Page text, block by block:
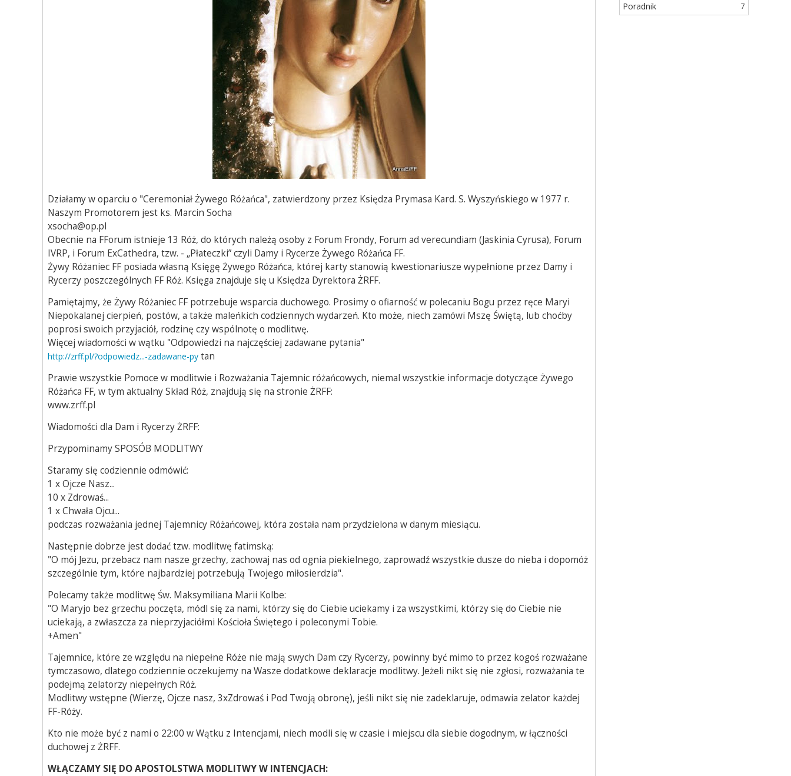
Działamy w oparciu o "Ceremoniał Żywego Różańca", zatwierdzony przez Księdza Prymasa Kard. S. Wyszyńskiego w 1977 r.
Naszym Promotorem jest ks. Marcin Socha
xsocha@op.pl
Obecnie na FForum istnieje 13 Róż, do których należą osoby z Forum Frondy, Forum ad verecundiam (Jaskinia Cyrusa), Forum
IVRP, i Forum ExCathedra, tzw. - „Płateczki” czyli Damy i Rycerze Żywego Różańca FF.
Żywy Różaniec FF posiada własną Księgę Żywego Różańca, której karty stanowią kwestionariusze wypełnione przez Damy i
Rycerzy poszczególnych FF Róż. Księga znajduje się u Księdza Dyrektora ŻRFF.
Pamiętajmy, że Żywy Różaniec FF potrzebuje wsparcia duchowego. Prosimy o ofiarność w polecaniu Bogu przez ręce Maryi
Niepokalanej cierpień, postów, a także maleńkich codziennych wydarzeń. Kto może, niech zamówi Mszę Świętą, lub choćby
poprosi swoich przyjaciół, rodzinę czy wspólnotę o modlitwę.
Więcej wiadomości w wątku "Odpowiedzi na najczęściej zadawane pytania"
http://zrff.pl/?odpowiedz...-zadawane-py tan
Prawie wszystkie Pomoce w modlitwie i Rozważania Tajemnic różańcowych, niemal wszystkie informacje dotyczące Żywego
Różańca FF, w tym aktualny Skład Róż, znajdują się na stronie ŻRFF:
www.zrff.pl
Wiadomości dla Dam i Rycerzy ŻRFF:
Przypominamy SPOSÓB MODLITWY
Staramy się codziennie odmówić:
1 x Ojcze Nasz...
10 x Zdrowaś...
1 x Chwała Ojcu...
podczas rozważania jednej Tajemnicy Różańcowej, która została nam przydzielona w danym miesiącu.
Następnie dobrze jest dodać tzw. modlitwę fatimską:
"O mój Jezu, przebacz nam nasze grzechy, zachowaj nas od ognia piekielnego, zaprowadź wszystkie dusze do nieba i dopomóż
szczególnie tym, które najbardziej potrzebują Twojego miłosierdzia".
Polecamy także modlitwę Św. Maksymiliana Marii Kolbe:
"O Maryjo bez grzechu poczęta, módl się za nami, którzy się do Ciebie uciekamy i za wszystkimi, którzy się do Ciebie nie
uciekają, a zwłaszcza za nieprzyjaciółmi Kościoła Świętego i poleconymi Tobie.
+Amen"
Tajemnice, które ze względu na niepełne Róże nie mają swych Dam czy Rycerzy, powinny być mimo to przez kogoś rozważane
tymczasowo, dlatego codziennie oczekujemy na Wasze dodatkowe deklaracje modlitwy. Jeżeli nikt się nie zgłosi, rozważania te
podejmą zelatorzy niepełnych Róż.
Modlitwy wstępne (Wierzę, Ojcze nasz, 3xZdrowaś i Pod Twoją obronę), jeśli nikt się nie zadeklaruje, odmawia zelator każdej
FF-Róży.
Kto nie może być z nami o 22:00 w Wątku z Intencjami, niech modli się w czasie i miejscu dla siebie dogodnym, w łączności
duchowej z ŻRFF.
WŁĄCZAMY SIĘ DO APOSTOLSTWA MODLITWY W INTENCJACH:
7
Poradnik